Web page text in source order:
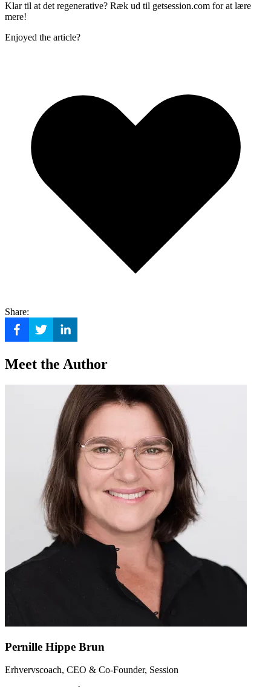
Klar til at det regenerative? Ræk ud til getsession.com for at lære
mere!
Enjoyed the article?
Share:
Meet the Author
Pernille Hippe Brun
Erhvervscoach, CEO & Co-Founder, Session